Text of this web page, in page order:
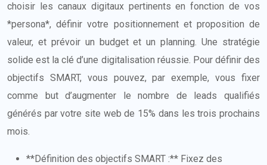
choisir les canaux digitaux pertinents en fonction de vos
*persona*, définir votre positionnement et proposition de
valeur, et prévoir un budget et un planning. Une stratégie
solide est la clé d’une digitalisation réussie. Pour définir des
objectifs SMART, vous pouvez, par exemple, vous fixer
comme but d’augmenter le nombre de leads qualifiés
générés par votre site web de 15% dans les trois prochains
mois.
**Définition des objectifs SMART :** Fixez des